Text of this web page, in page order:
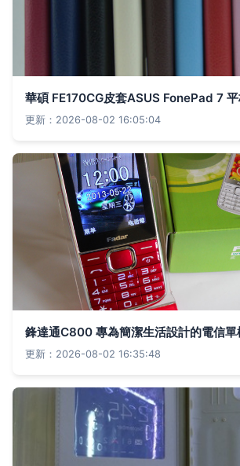
更新：2026-08-02 16:05:04
鋒達通C800 專為簡潔生活設計的電信單
更新：2026-08-02 16:35:48